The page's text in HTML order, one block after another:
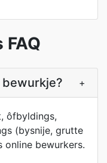
+
ôfbyldings,
(bysnije, grutte
online bewurkers.